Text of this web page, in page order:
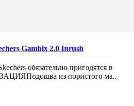
Gambix 2.0 Inrush
обязательно пригодятся в
из пористого ма..